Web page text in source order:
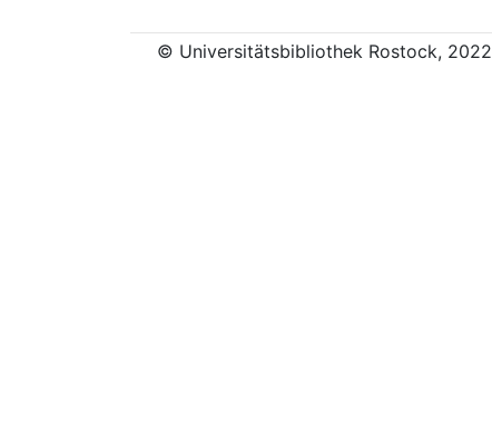
© Universitätsbibliothek Rostock, 2022